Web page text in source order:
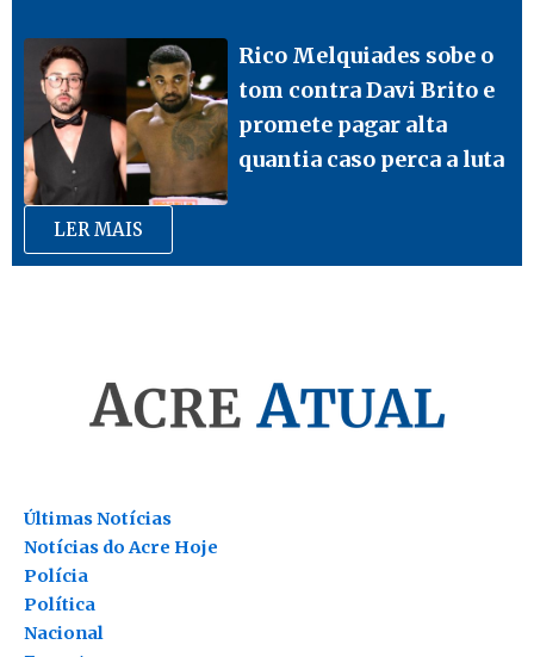
Rico Melquiades sobe o
tom contra Davi Brito e
promete pagar alta
quantia caso perca a luta
LER MAIS
Últimas Notícias
Notícias do Acre Hoje
Polícia
Política
Nacional